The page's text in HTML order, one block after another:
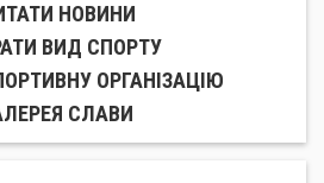
НОВИНИ
ВИД СПОРТУ
ОРГАНIЗАЦIЮ
СЛАВИ